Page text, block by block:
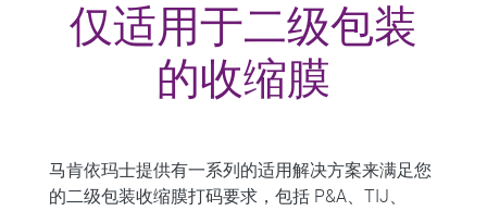
仅适用于二级包装
的收缩膜
马肯依玛士提供有一系列的适用解决方案来满足您
的二级包装收缩膜打码要求，包括 P&A、TIJ、